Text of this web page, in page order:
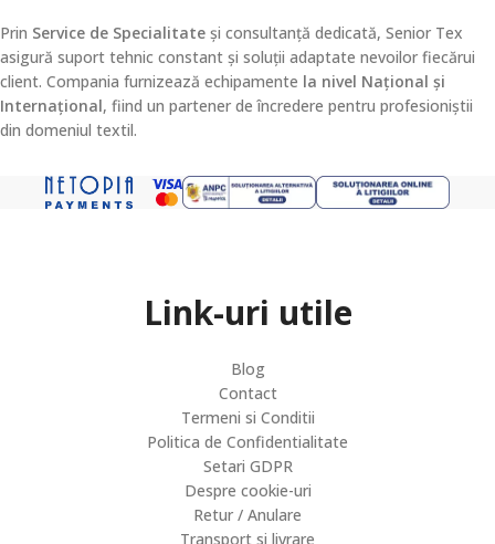
Prin Service de Specialitate și consultanță dedicată, Senior Tex
asigură suport tehnic constant și soluții adaptate nevoilor fiecărui
client. Compania furnizează echipamente la nivel Național și
Internațional, fiind un partener de încredere pentru profesioniștii
din domeniul textil.
Link-uri utile
Blog
Contact
Termeni si Conditii
Politica de Confidentialitate
Setari GDPR
Despre cookie-uri
Retur / Anulare
Transport si livrare